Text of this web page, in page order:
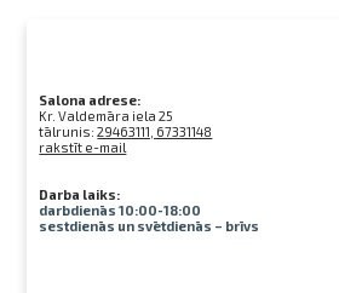
Salona adrese:
Kr. Valdemāra iela 25
tālrunis:29463111, 67331148
rakstīt e-mail
Darba laiks:
darbdienās 10:00-18:00
sestdienās un svētdienās – brīvs